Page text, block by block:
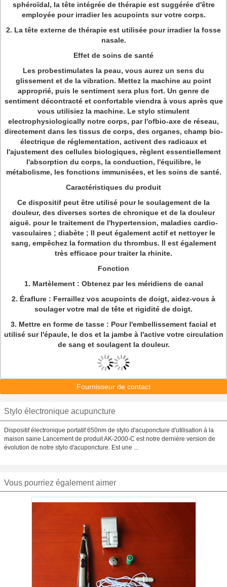
sphéroïdal, la tête intégrée de thérapie est suggérée d'être
employée pour irradier les acupoints sur votre corps.
2. La tête externe de thérapie est utilisée pour irradier la fosse
nasale.
Effet de soins de santé
Les probestimulates la peau, vous aurez un sens du
glissement et de la vibration. Mettez la machine au point
approprié, puis le sentiment sera plus fort. Un genre de
sentiment décontracté et confortable viendra à vous après que
vous utilisiez la machine. Le stylo stimulent
electrophysiologically notre corps, par l'ofbio-axe de réseau,
directement dans les tissus de corps, des organes, champ bio-
électrique de réglementation, activent des radicaux et
l'ajustement des cellules biologiques, règlent essentiellement
l'absorption du corps, la conduction, l'équilibre, le
métabolisme, les fonctions immunisées, et les soins de santé.
Caractéristiques du produit
Ce dispositif peut être utilisé pour le soulagement de la
douleur, des diverses sortes de chronique et de la douleur
aiguë. pour le traitement de l'hypertension, maladies cardio-
vasculaires ; diabète ; Il peut également actif et nettoyer le
sang, empêchez la formation du thrombus. Il est également
très efficace pour traiter la rhinite.
Fonction
1. Martèlement : Obtenez par les méridiens de canal
2. Éraflure : Ferraillez vos acupoints de doigt, aidez-vous à
soulager votre mal de tête et rigidité de doigt.
3. Mettre en forme de tasse : Pour l'embellissement facial et
utilisé sur l'épaule, le dos et la jambe à l'active votre circulation
de sang et soulagent la douleur.
Fournisseur de contact
Stylo électronique acupuncture
Dispositif électronique portatif 650nm de stylo d'acuponcture d'utilisation à la
maison saine Lancement de produit AK-2000-C est notre dernière version de
évolution de notre stylo d'acuponcture. Est une ...
Vous pourriez également aimer